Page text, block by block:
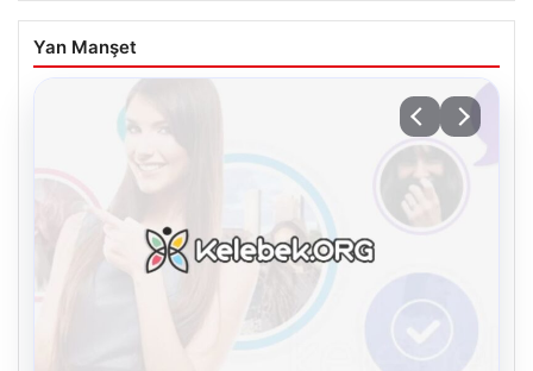
Yan Manşet